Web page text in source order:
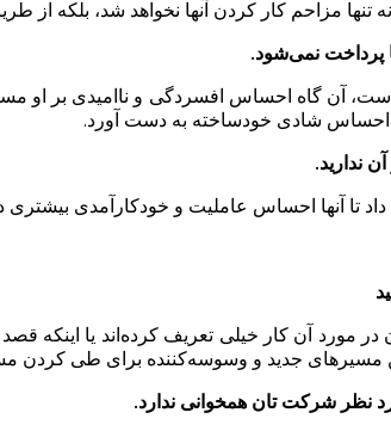
تنها مزاحم کار کردن آنها نخواهد شد، بلکه
پرداخت نمی‌شود.
آن گاه احساس افسردگی و ناامیدی بر او
احساس شادی خودساخته به دست آورد.
ندارید.
تا آنها احساس عاملیت و خودکارآمدی بیشتری
مورد آن کار خیلی تعریف کرده‌اند یا اینکه
مسیرهای جدید و وسوسه‌کننده برای طی کردن
نظر شرکت تان همخوانی ندارد.